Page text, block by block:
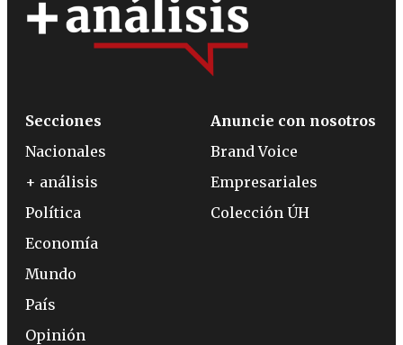
Secciones
Nacionales
+ análisis
Política
Economía
Mundo
País
Opinión
Anuncie con nosotros
Brand Voice
Empresariales
Colección ÚH